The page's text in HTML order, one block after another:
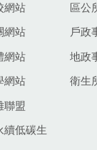
網站
網站
網站
網站
聯盟
續低碳生
區公
戶政
地政
衛生